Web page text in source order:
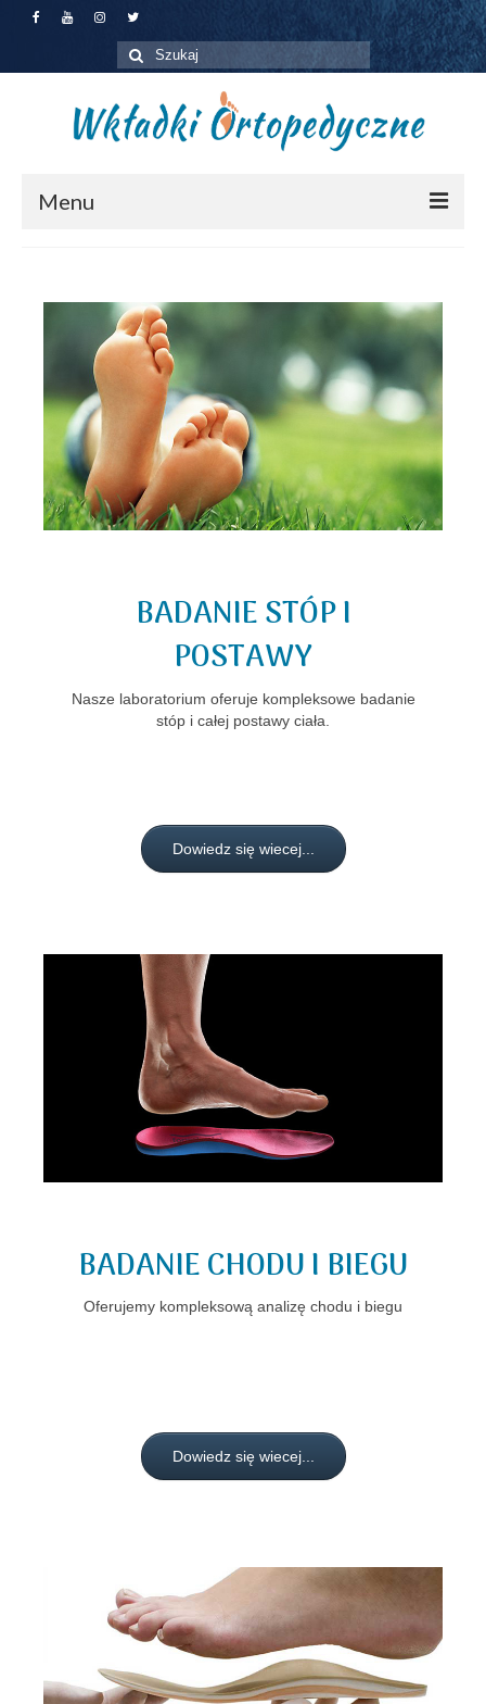
Szuklaj
w:
Menu
Dla pacjentów
Dla firm
Zapisz się na badanie
O nas
Kontakt
Aktualności
BADANIE STÓP I
POSTAWY
Nasze laboratorium oferuje kompleksowe badanie
stóp i całej postawy ciała.
Dowiedz się wiecej...
BADANIE CHODU I BIEGU
Oferujemy kompleksową analizę chodu i biegu
Dowiedz się wiecej...